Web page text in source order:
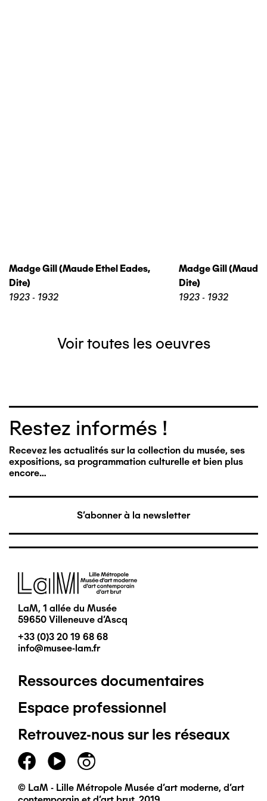
Madge Gill (maude Ethel Eades,
Dite)
1923 - 1932
Madge Gill (maude
Dite)
1923 - 1932
Voir toutes les oeuvres
Restez informés !
Recevez les actualités sur la collection du musée, ses
expositions, sa programmation culturelle et bien plus
encore…
S'abonner à la newsletter
Image
LaM, 1 allée du Musée
59650 Villeneuve d'Ascq
+33 (0)3 20 19 68 68
info@musee-lam.fr
Pied
de
page
principal
Ressources documentaires
Espace professionnel
Retrouvez-nous sur les réseaux
© LaM - Lille Métropole Musée d'art moderne, d'art